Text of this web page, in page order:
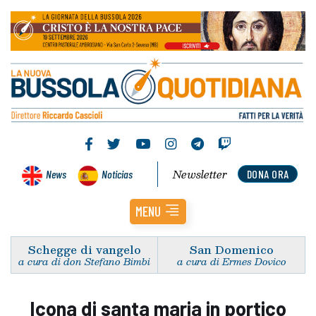
News Noticias DONA ORA
Newsletter
MENU
Schegge di vangelo
a cura di don Stefano Bimbi
San Domenico
a cura di Ermes Dovico
Icona di santa maria in portico